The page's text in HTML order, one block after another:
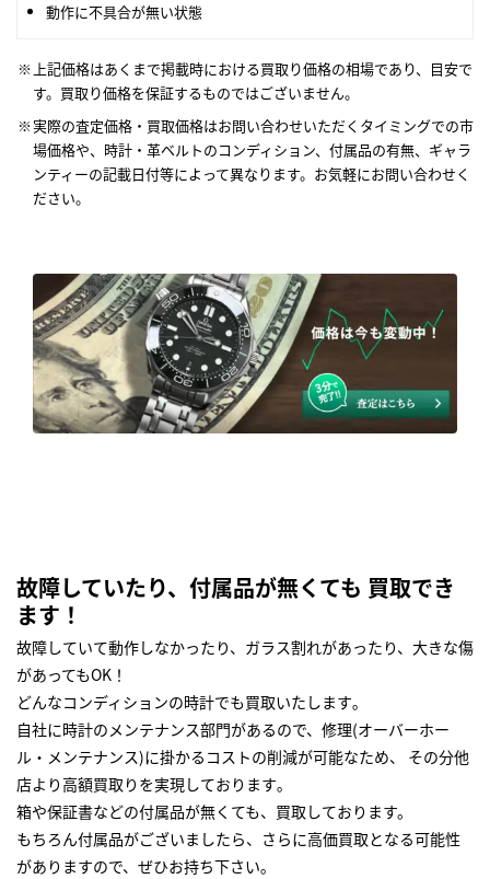
動作に不具合が無い状態
上記価格はあくまで掲載時における買取り価格の相場であり、目安で
す。買取り価格を保証するものではございません。
実際の査定価格・買取価格はお問い合わせいただくタイミングでの市
場価格や、時計・革ベルトのコンディション、付属品の有無、ギャラ
ンティーの記載日付等によって異なります。お気軽にお問い合わせく
ださい。
故障していたり、付属品が無くても 買取でき
ます！
故障していて動作しなかったり、ガラス割れがあったり、大きな傷
があってもOK！
どんなコンディションの時計でも買取いたします｡
自社に時計のメンテナンス部門があるので、修理(オーバーホー
ル・メンテナンス)に掛かるコストの削減が可能なため、 その分他
店より高額買取りを実現しております｡
箱や保証書などの付属品が無くても、買取しております。
もちろん付属品がございましたら、さらに高価買取となる可能性
がありますので、ぜひお持ち下さい｡